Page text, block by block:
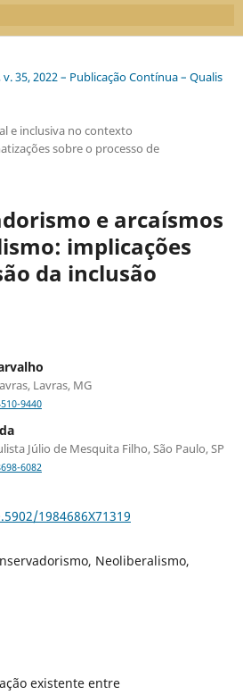
v. 35, 2022 – Publicação Contínua – Qualis
e inclusiva no contexto
sobre o processo de
e arcaísmos
implicações
da inclusão
Lavras, MG
9440
Júlio de Mesquita Filho, São Paulo, SP
6082
1984686X71319
Neoliberalismo,
existente entre